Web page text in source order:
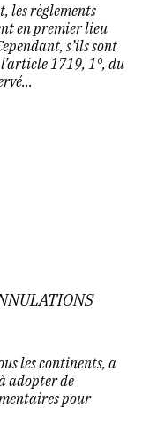
les règlements
en premier lieu
s’ils sont
1719, 1°, du
les continents, a
adopter de
pour